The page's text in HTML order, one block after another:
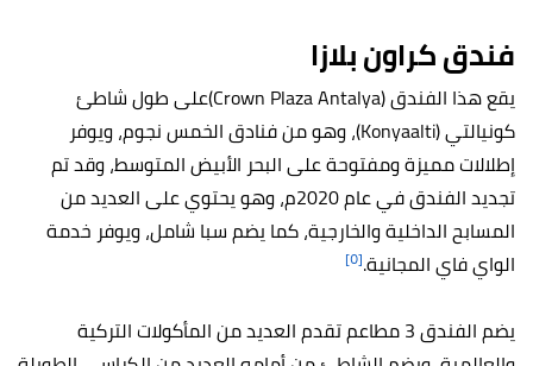
فندق كراون بلازا
يقع هذا الفندق (Crown Plaza Antalya)على طول شاطئ
كونيالتي (Konyaalti)، وهو من فنادق الخمس نجوم، ويوفر
إطلالات مميزة ومفتوحة على البحر الأبيض المتوسط، وقد تم
تجديد الفندق في عام 2020م، وهو يحتوي على العديد من
المسابح الداخلية والخارجية، كما يضم سبا شامل، ويوفر خدمة
الواي فاي المجانية.[٥]
يضم الفندق 3 مطاعم تقدم العديد من المأكولات التركية